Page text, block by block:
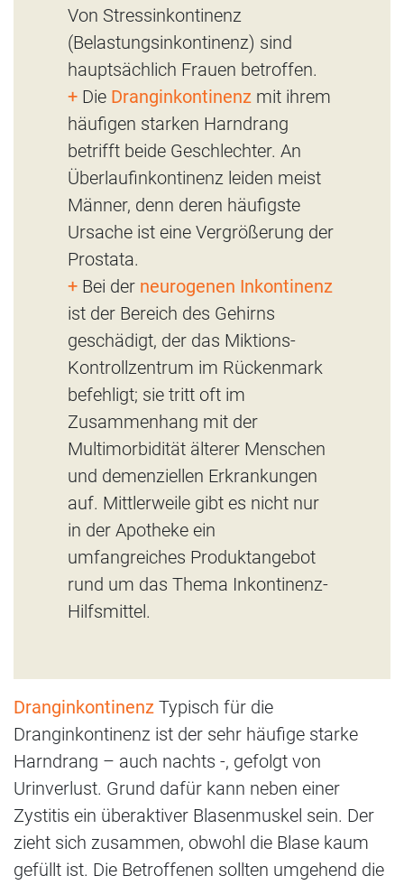
Von Stressinkontinenz
(Belastungsinkontinenz) sind
hauptsächlich Frauen betroffen.
+ Die Dranginkontinenz mit ihrem
häufigen starken Harndrang
betrifft beide Geschlechter. An
Überlaufinkontinenz leiden meist
Männer, denn deren häufigste
Ursache ist eine Vergrößerung der
Prostata.
+ Bei der neurogenen Inkontinenz
ist der Bereich des Gehirns
geschädigt, der das Miktions-
Kontrollzentrum im Rückenmark
befehligt; sie tritt oft im
Zusammenhang mit der
Multimorbidität älterer Menschen
und demenziellen Erkrankungen
auf. Mittlerweile gibt es nicht nur
in der Apotheke ein
umfangreiches Produktangebot
rund um das Thema Inkontinenz-
Hilfsmittel.
Dranginkontinenz Typisch für die
Dranginkontinenz ist der sehr häufige starke
Harndrang – auch nachts -, gefolgt von
Urinverlust. Grund dafür kann neben einer
Zystitis ein überaktiver Blasenmuskel sein. Der
zieht sich zusammen, obwohl die Blase kaum
gefüllt ist. Die Betroffenen sollten umgehend die